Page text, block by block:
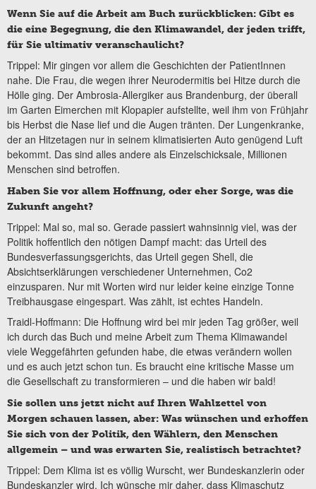
Wenn Sie auf die Arbeit am Buch zurückblicken: Gibt es
die eine Begegnung, die den Klimawandel, der jeden trifft,
für Sie ultimativ veranschaulicht?
Trippel: Mir gingen vor allem die Geschichten der PatientInnen
nahe. Die Frau, die wegen ihrer Neurodermitis bei Hitze durch die
Hölle ging. Der Ambrosia-Allergiker aus Brandenburg, der überall
im Garten Eimerchen mit Klopapier aufstellte, weil ihm von Frühjahr
bis Herbst die Nase lief und die Augen tränten. Der Lungenkranke,
der an Hitzetagen nur in seinem klimatisierten Auto genügend Luft
bekommt. Das sind alles andere als Einzelschicksale, Millionen
Menschen sind betroffen.
Haben Sie vor allem Hoffnung, oder eher Sorge, was die
Zukunft angeht?
Trippel: Mal so, mal so. Gerade passiert wahnsinnig viel, was der
Politik hoffentlich den nötigen Dampf macht: das Urteil des
Bundesverfassungsgerichts, das Urteil gegen Shell, die
Absichtserklärungen verschiedener Unternehmen, Co2
einzusparen. Nur mit Worten wird nur leider keine einzige Tonne
Treibhausgase eingespart. Was zählt, ist echtes Handeln.
Traidl-Hoffmann: Die Hoffnung wird bei mir jeden Tag größer, weil
ich durch das Buch und meine Arbeit zum Thema Klimawandel
viele Weggefährten gefunden habe, die etwas verändern wollen
und es auch jetzt schon tun. Es braucht eine kritische Masse um
die Gesellschaft zu transformieren – und die haben wir bald!
Sie sollen uns jetzt nicht auf Ihren Wahlzettel von
Morgen schauen lassen, aber: Was wünschen und erhoffen
Sie sich von der Politik, den Wählern, den Menschen
allgemein – und was erwarten Sie, realistisch betrachtet?
Trippel: Dem Klima ist es völlig Wurscht, wer Bundeskanzlerin oder
Bundeskanzler wird. Ich wünsche mir daher, dass Klimaschutz